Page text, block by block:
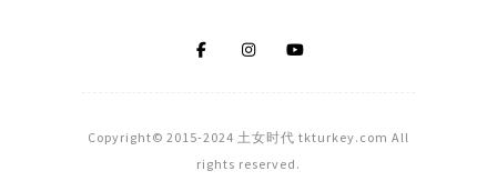
Copyright© 2015-2024 土女时代 tkturkey.com All
rights reserved.